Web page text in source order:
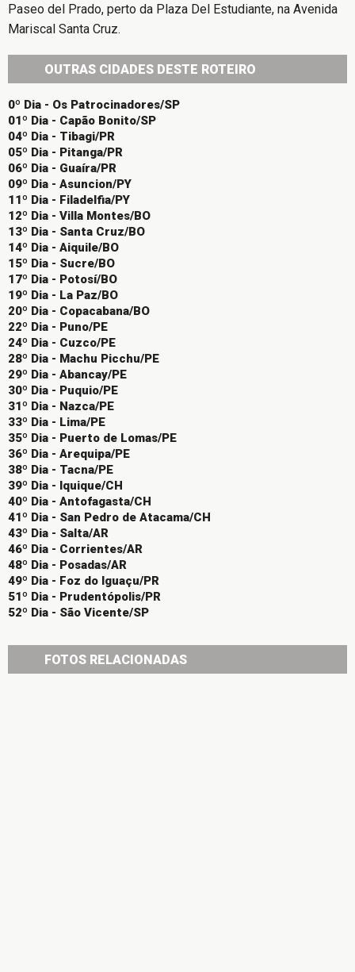
Paseo del Prado, perto da Plaza Del Estudiante, na Avenida
Mariscal Santa Cruz.
OUTRAS CIDADES DESTE ROTEIRO
0º Dia - Os Patrocinadores/SP
01º Dia - Capão Bonito/SP
04º Dia - Tibagi/PR
05º Dia - Pitanga/PR
06º Dia - Guaíra/PR
09º Dia - Asuncion/PY
11º Dia - Filadelfia/PY
12º Dia - Villa Montes/BO
13º Dia - Santa Cruz/BO
14º Dia - Aiquile/BO
15º Dia - Sucre/BO
17º Dia - Potosí/BO
19º Dia - La Paz/BO
20º Dia - Copacabana/BO
22º Dia - Puno/PE
24º Dia - Cuzco/PE
28º Dia - Machu Picchu/PE
29º Dia - Abancay/PE
30º Dia - Puquio/PE
31º Dia - Nazca/PE
33º Dia - Lima/PE
35º Dia - Puerto de Lomas/PE
36º Dia - Arequipa/PE
38º Dia - Tacna/PE
39º Dia - Iquique/CH
40º Dia - Antofagasta/CH
41º Dia - San Pedro de Atacama/CH
43º Dia - Salta/AR
46º Dia - Corrientes/AR
48º Dia - Posadas/AR
49º Dia - Foz do Iguaçu/PR
51º Dia - Prudentópolis/PR
52º Dia - São Vicente/SP
FOTOS RELACIONADAS